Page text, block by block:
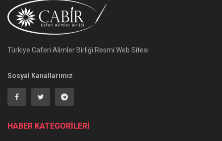
Türkiye Caferi Alimler Birliği Resmi Web Sitesi
Sosyal Kanallarımız
HABER KATEGORİLERİ